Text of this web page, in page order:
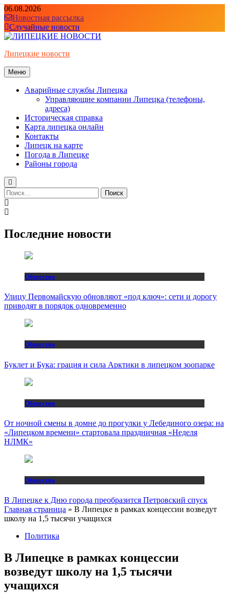
Перейти
к
содержимому
06.08.2026
Новостная рассылка
Случайные новости
Липецкие новости
Меню
Аварийные службы Липецка
Управляющие компании Липецка (телефоны,
адреса)
Историческая справка
Карта липецка онлайн
Контакты
Липецк на карте
Погода в Липецке
Районы города
Найти:
Последние новости
Общество
Улицу Первомайскую обновляют «под ключ»: сети и дорогу
приводят в порядок одновременно
Общество
Буклет и Бука: грация и сила Арктики в липецком зоопарке
Общество
От ночной смены в домне до прогулки у Лебединого озера: на
«Липецком времени» стартовала праздничная «Неделя
НЛМК»
Общество
В Липецке к Дню города преобразится Петровский спуск
Главная страница » В Липецке в рамках концессии возведут
школу на 1,5 тысячи учащихся
Политика
В Липецке в рамках концессии
возведут школу на 1,5 тысячи
учащихся